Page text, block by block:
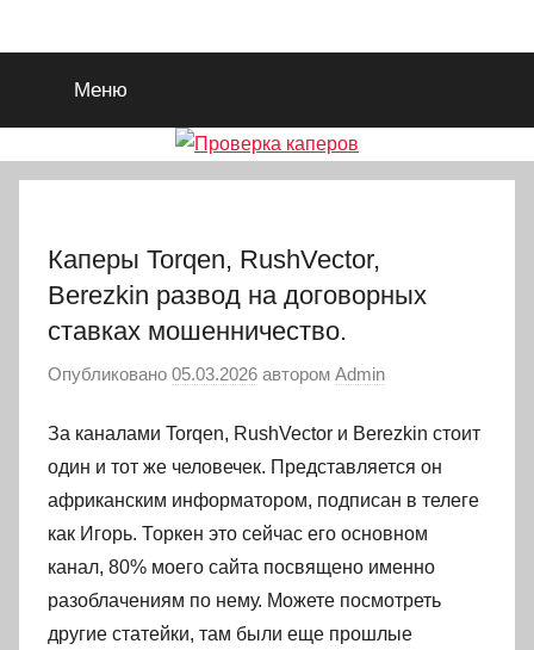
к
содержимому
Проверка
каперов
проверяем
каперов.
Меню
Каперы Torqen, RushVector,
Berezkin развод на договорных
ставках мошенничество.
Опубликовано 05.03.2026 автором Admin
За каналами Torqen, RushVector и Berezkin стоит
один и тот же человечек. Представляется он
африканским информатором, подписан в телеге
как Игорь. Торкен это сейчас его основном
канал, 80% моего сайта посвящено именно
разоблачениям по нему. Можете посмотреть
другие статейки, там были еще прошлые